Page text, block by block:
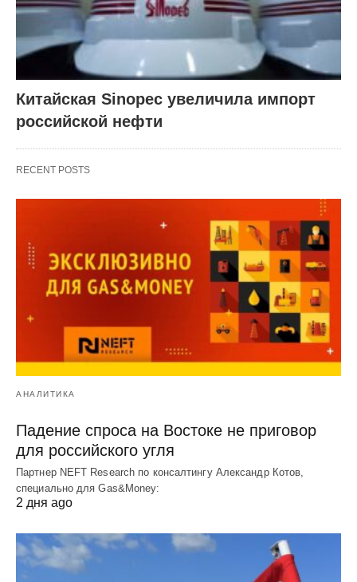
Китайская Sinopec увеличила импорт
российской нефти
RECENT POSTS
АНАЛИТИКА
Падение спроса на Востоке не приговор
для российского угля
Партнер NEFT Research по консалтингу Александр Котов,
специально для Gas&Money:
2 дня ago